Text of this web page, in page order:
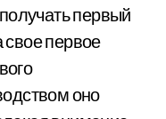
первый
первое
оно